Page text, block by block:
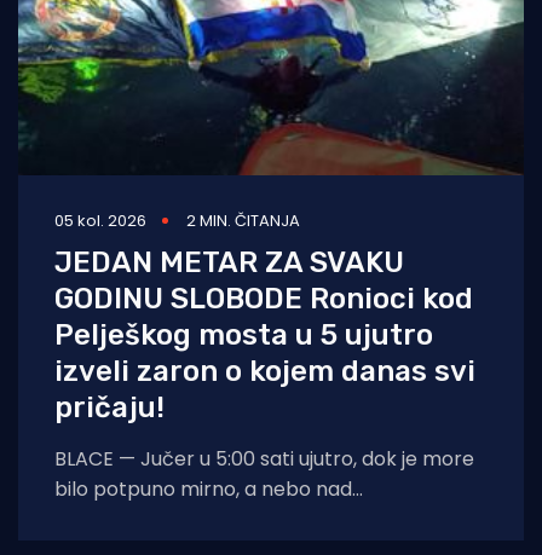
05 kol. 2026 2 MIN. ČITANJA
JEDAN METAR ZA SVAKU
GODINU SLOBODE Ronioci kod
Pelješkog mosta u 5 ujutro
izveli zaron o kojem danas svi
pričaju!
BLACE — Jučer u 5:00 sati ujutro, dok je more
bilo potpuno mirno, a nebo nad